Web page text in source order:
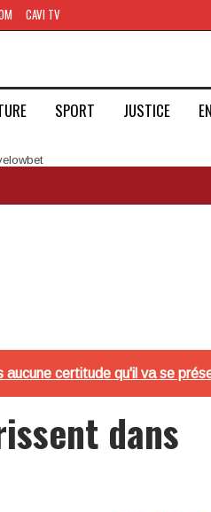
CAVI TV
SPORT JUSTICE
certitude qu'il va se
dans